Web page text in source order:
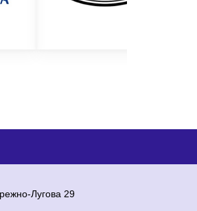
Лугова 29